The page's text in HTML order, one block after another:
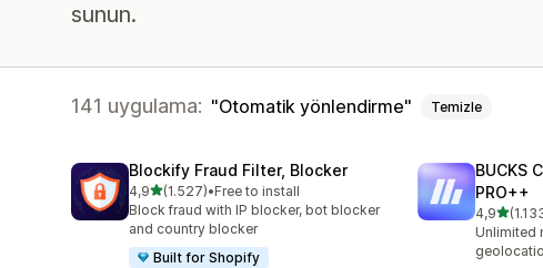
sunun.
141 uygulama: Otomatik yönlendirme Temizle
Blockify Fraud Filter, Blocker
4,95 yıldız üzerinden
(1.527)
toplam 1527 değerlendirme
•Free to install
Block fraud with IP blocker, bot blocker
and country blocker
Built for Shopify
BUCKS
PRO++
4,95
toplam
Unlimited